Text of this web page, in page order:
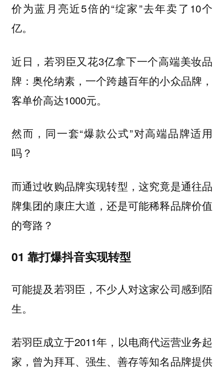
价为蓝月亮近5倍的“绽家”去年卖了10个
亿。
近日，若羽臣又花3亿拿下一个高端美妆品
牌：奥伦纳素，一个跨越百年的小众品牌，
客单价高达1000元。
然而，同一套“爆款公式”对高端品牌适用
吗？
而通过收购品牌实现转型，这究竟是通往品
牌集团的康庄大道，还是可能稀释品牌价值
的弯路？
01 靠打爆抖音实现转型
可能提及若羽臣，不少人对这家公司感到陌
生。
若羽臣成立于2011年，以电商代运营业务起
家，曾为拜耳、强生、善存等知名品牌提供